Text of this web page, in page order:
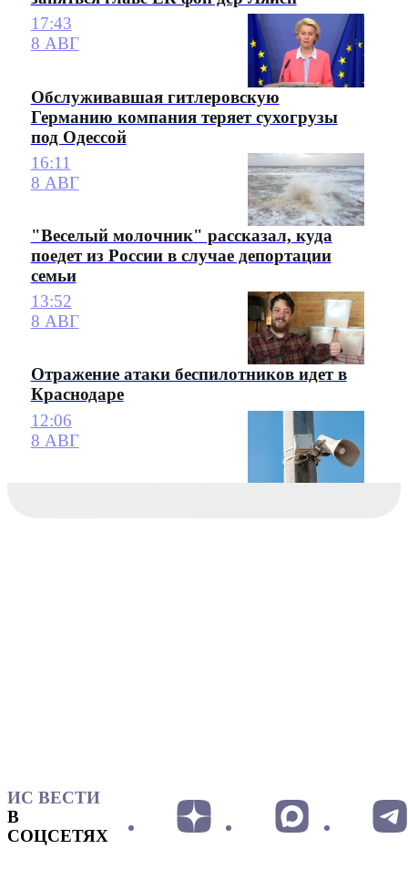
17:43
8 АВГ
Обслуживавшая гитлеровскую
Германию компания теряет сухогрузы
под Одессой
16:11
8 АВГ
"Веселый молочник" рассказал, куда
поедет из России в случае депортации
семьи
13:52
8 АВГ
Отражение атаки беспилотников идет в
Краснодаре
12:06
8 АВГ
ИС ВЕСТИ
В
СОЦСЕТЯХ